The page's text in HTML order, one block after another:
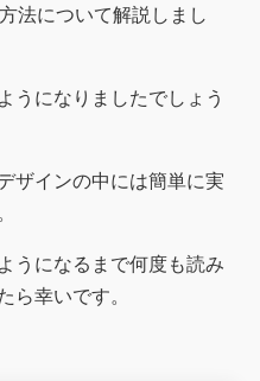
法について解説しまし
うになりましたでしょう
ザインの中には簡単に実
うになるまで何度も読み
ら幸いです。